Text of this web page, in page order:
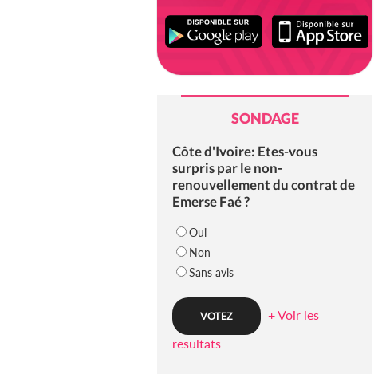
SONDAGE
Côte d'Ivoire: Etes-vous
surpris par le non-
renouvellement du contrat de
Emerse Faé ?
Oui
Non
Sans avis
+ Voir les
resultats